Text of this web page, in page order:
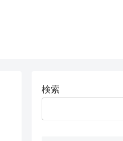
検索